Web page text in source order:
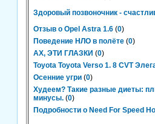
Здоровый позвоночник -
Отзыв о Opel Astra 1.6 (0)
Поведение НЛО в полёте (0)
АХ, ЭТИ ГЛАЗКИ (0)
Toyota Toyota Verso 1. 8 CVT
Осенние угри (0)
Худеем? Такие разные диеты:
минусы. (0)
Подробности о Need For Speed